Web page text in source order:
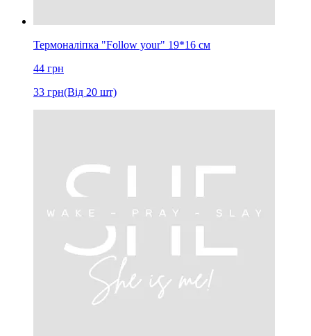
Термоналіпка "Follow your" 19*16 см
44 грн
33 грн(Від 20 шт)